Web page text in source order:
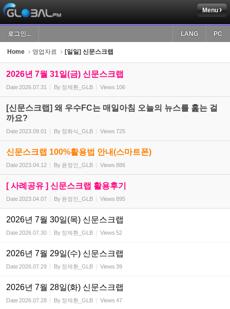
Menu
로그인... PC
LANG
Home 영업자료 [일일] 신문스크랩
2026년 7월 31일(금) 신문스크랩
Date2026.07.31 By 정제환_GLB Views 106
[신문스크랩] 왜 우수FC는 매일아침 오늘의 뉴스를 훑는 걸
까요?
Date2023.09.01 By 정화식_GLB Views 725
신문스크랩 100%활용법 안내(스마트폰)
Date2023.04.12 By 윤정인_GLB Views 886
[ 사례공유 ] 신문스크랩 활용후기
Date2023.04.07 By 윤정인_GLB Views 895
2026년 7월 30일(목) 신문스크랩
Date2026.07.30 By 정제환_GLB Views 52
2026년 7월 29일(수) 신문스크랩
Date2026.07.29 By 정제환_GLB Views 39
2026년 7월 28일(화) 신문스크랩
Date2026.07.28 By 정제환_GLB Views 47
Sketchbook5, 스케치북5
Sketchbook5, 스케치북5